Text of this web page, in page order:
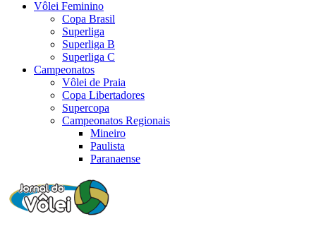
Vôlei Feminino
Copa Brasil
Superliga
Superliga B
Superliga C
Campeonatos
Vôlei de Praia
Copa Libertadores
Supercopa
Campeonatos Regionais
Mineiro
Paulista
Paranaense